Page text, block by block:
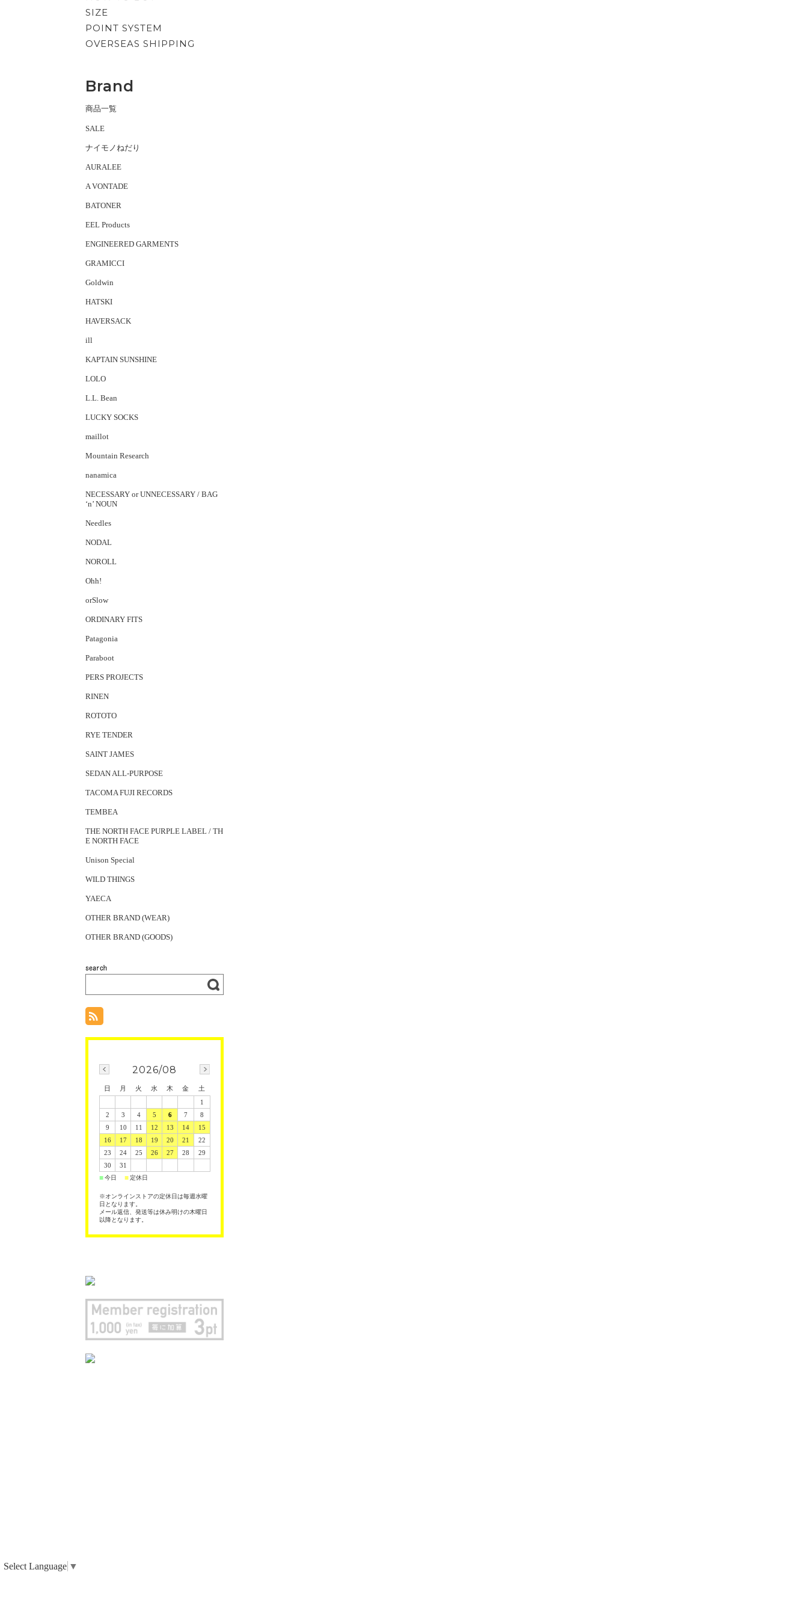
SIZE
POINT SYSTEM
OVERSEAS SHIPPING
Brand
商品一覧
SALE
ナイモノねだり
AURALEE
A VONTADE
BATONER
EEL Products
ENGINEERED GARMENTS
GRAMICCI
Goldwin
HATSKI
HAVERSACK
ill
KAPTAIN SUNSHINE
LOLO
L.L. Bean
LUCKY SOCKS
maillot
Mountain Research
nanamica
NECESSARY or UNNECESSARY / BAG
‘n’ NOUN
Needles
NODAL
NOROLL
Ohh!
orSlow
ORDINARY FITS
Patagonia
Paraboot
PERS PROJECTS
RINEN
ROTOTO
RYE TENDER
SAINT JAMES
SEDAN ALL-PURPOSE
TACOMA FUJI RECORDS
TEMBEA
THE NORTH FACE PURPLE LABEL / TH
E NORTH FACE
Unison Special
WILD THINGS
YAECA
OTHER BRAND (WEAR)
OTHER BRAND (GOODS)
2026/08
日 月 火 水 木 金
土
1
2
3 4 5 6 7
8
9
10 11 12 13 14
15
16
17 18 19 20 21
22
23
24 25 26 27 28
29
30
31
■今日 ■定休日
※オンラインストアの定休日は毎週水曜
日となります。
メール返信、発送等は休み明けの木曜日
以降となります。
Select Language ▼